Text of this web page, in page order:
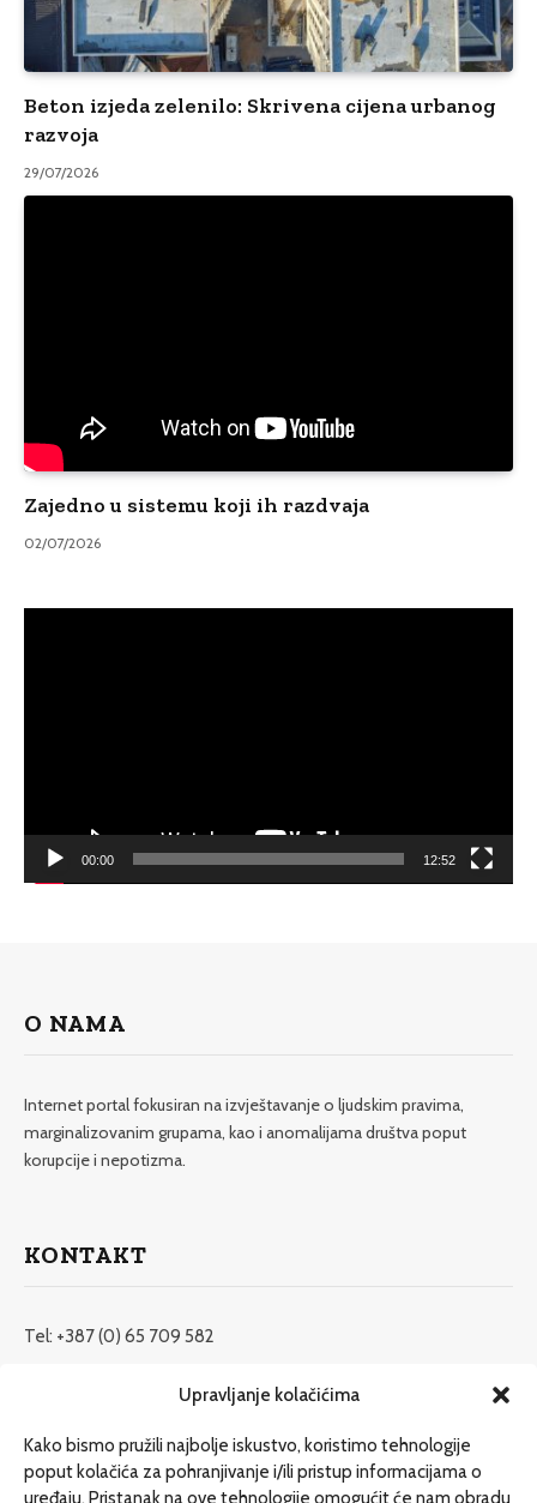
Upravljanje kolačićima
Kako bismo pružili najbolje iskustvo, koristimo tehnologije
poput kolačića za pohranjivanje i/ili pristup informacijama o
uređaju. Pristanak na ove tehnologije omogućit će nam obradu
Beton izjeda zelenilo: Skrivena cijena urbanog
razvoja
29/07/2026
Zajedno u sistemu koji ih razdvaja
02/07/2026
00:00 12:52
O NAMA
Internet portal fokusiran na izvještavanje o ljudskim pravima,
marginalizovanim grupama, kao i anomalijama društva poput
korupcije i nepotizma.
KONTAKT
Tel: +387 (0) 65 709 582
redakcija@etrafika.net